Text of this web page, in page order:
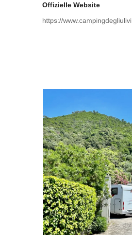
Offizielle Website
https://